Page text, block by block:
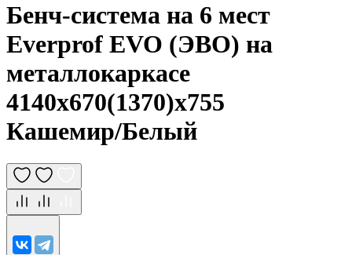
Бенч-система на 6 мест
Everprof EVO (ЭВО) на
металлокаркасе
4140х670(1370)x755
Кашемир/Белый